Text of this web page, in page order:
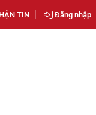
TIN Đăng nhập